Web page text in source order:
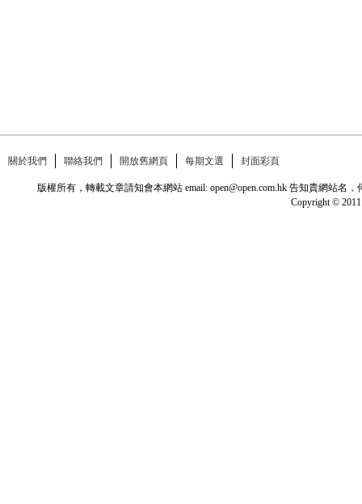
關於我們 聯絡我們 開放舊網頁 每期文選 封面彩頁
版權所有，轉載文章請知會本網站 email: open@open.com.hk 告知貴網站
Copyright © 2011